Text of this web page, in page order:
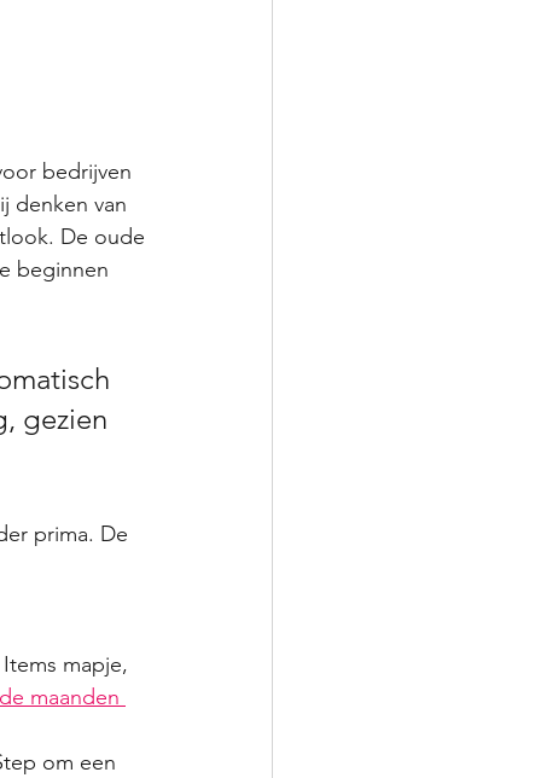
bedrijven
denken van
De oude
beginnen
gezien
prima. De
mapje,
maanden
om een